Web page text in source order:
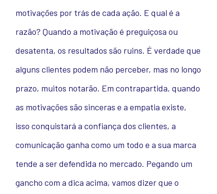
motivações por trás de cada ação. E qual é a
razão? Quando a motivação é preguiçosa ou
desatenta, os resultados são ruins. É verdade que
alguns clientes podem não perceber, mas no longo
prazo, muitos notarão. Em contrapartida, quando
as motivações são sinceras e a empatia existe,
isso conquistará a confiança dos clientes, a
comunicação ganha como um todo e a sua marca
tende a ser defendida no mercado. Pegando um
gancho com a dica acima, vamos dizer que o